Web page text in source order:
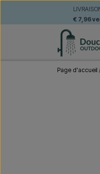
€ 7,96
Page d'accueil